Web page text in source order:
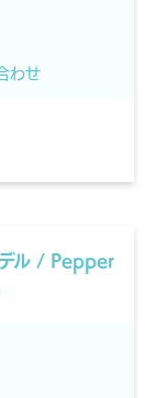
わせ
デル / Pepper